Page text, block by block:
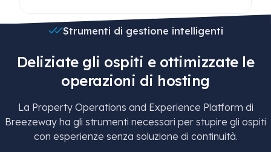
Strumenti di gestione intelligenti
Deliziate gli ospiti e ottimizzate le
operazioni di hosting
La Property Operations and Experience Platform di
Breezeway ha gli strumenti necessari per stupire gli ospiti
con esperienze senza soluzione di continuità.